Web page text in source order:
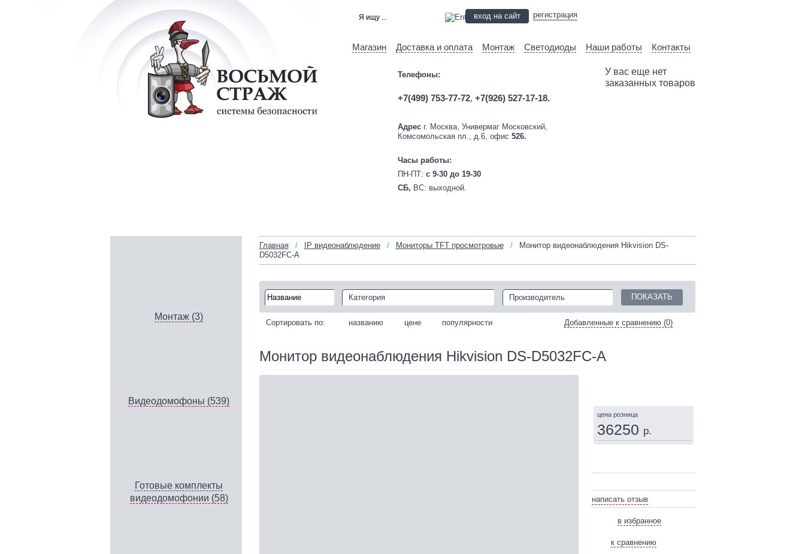
вход на сайт регистрация
Магазин Доставка и оплата Монтаж Светодиоды Наши работы Контакты
У вас еще нет
заказанных товаров
Телефоны:
+7(499) 753-77-72, +7(926) 527-17-18.
Адресг. Москва, Универмаг Московский,
Комсомольская пл., д.6, офис 526.
Часы работы:
ПН-ПТ: c 9-30 до 19-30
СБ, ВС: выходной.
Монтаж (3)
Видеодомофоны (539)
Готовые комплекты
видеодомофонии (58)
Главная / IP видеонаблюдение / Мониторы TFT просмотровые /
Монитор видеонаблюдения Hikvision DS-
D5032FC-A
Категория Производитель
Добавленные к сравнению (0)
Сортировать по: названию цене популярности
Монитор видеонаблюдения Hikvision DS-D5032FC-A
цена розница
36250 р.
написать отзыв
в избранное
к сравнению